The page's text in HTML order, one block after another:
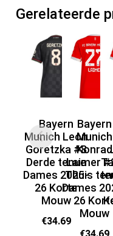
Gerelateerde
Bayern
Munich Leon
Goretzka #8
Derde tenue
Dames 2025-
26 Korte
Mouw
€34.69
Bayern
Munich
Konrad
Laimer
Thuis
Dames
26
Mouw